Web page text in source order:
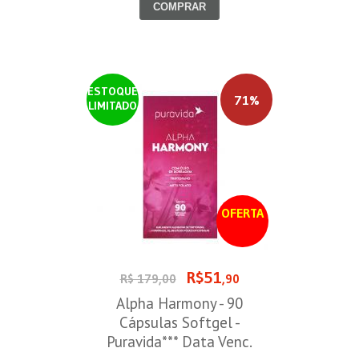
COMPRAR
ESTOQUE
LIMITADO
OFERTA
71%
R$ 179,00 R$51,90
Alpha Harmony - 90
Cápsulas Softgel -
Puravida*** Data Venc.